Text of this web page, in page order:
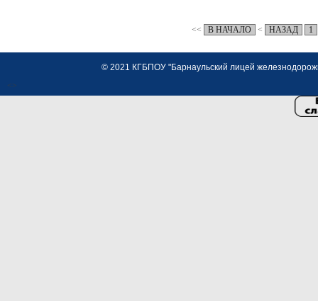
<< В НАЧАЛО < НАЗАД 1
© 2021 КГБПОУ "Барнаульский лицей
<>